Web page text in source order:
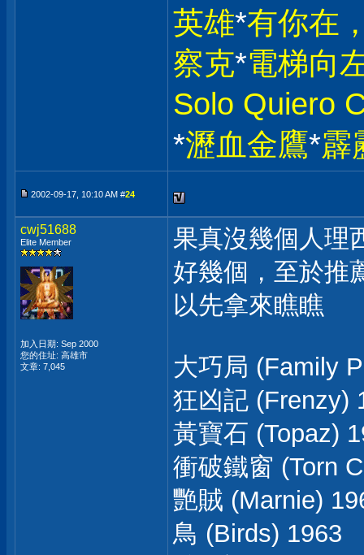
英雄*有你在
察克*電梯向
Solo Quiero
*瀝血金鷹*霹
2002-09-17, 10:10 AM #24
cwj51688
Elite Member
加入日期: Sep 2000
您的住址: 高雄市
文章: 7,045
果真沒幾個人理
好幾個，至於推
以先拿來瞧瞧
大巧局 (Family
狂凶記 (Frenzy)
黃寶石 (Topaz)
衝破鐵窗 (Torn
艷賊 (Marnie)
鳥 (Birds) 1963